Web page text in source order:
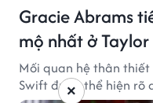
Gracie Abrams
mộ nhất ở
Mối quan hệ thân
Swift được thể hiện rõ
×